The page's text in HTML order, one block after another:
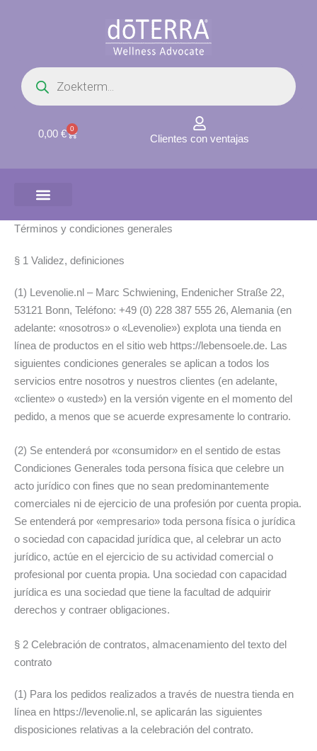
Búsqueda
de
productos
0,00 € 0
Carrito Clientes con ventajas
Términos y condiciones generales
§ 1 Validez, definiciones
(1) Levenolie.nl – Marc Schwiening, Endenicher Straße 22,
53121 Bonn, Teléfono: +49 (0) 228 387 555 26, Alemania (en
adelante: «nosotros» o «Levenolie») explota una tienda en
línea de productos en el sitio web https://lebensoele.de. Las
siguientes condiciones generales se aplican a todos los
servicios entre nosotros y nuestros clientes (en adelante,
«cliente» o «usted») en la versión vigente en el momento del
pedido, a menos que se acuerde expresamente lo contrario.
(2) Se entenderá por «consumidor» en el sentido de estas
Condiciones Generales toda persona física que celebre un
acto jurídico con fines que no sean predominantemente
comerciales ni de ejercicio de una profesión por cuenta propia.
Se entenderá por «empresario» toda persona física o jurídica
o sociedad con capacidad jurídica que, al celebrar un acto
jurídico, actúe en el ejercicio de su actividad comercial o
profesional por cuenta propia. Una sociedad con capacidad
jurídica es una sociedad que tiene la facultad de adquirir
derechos y contraer obligaciones.
§ 2 Celebración de contratos, almacenamiento del texto del
contrato
(1) Para los pedidos realizados a través de nuestra tienda en
línea en https://levenolie.nl, se aplicarán las siguientes
disposiciones relativas a la celebración del contrato.